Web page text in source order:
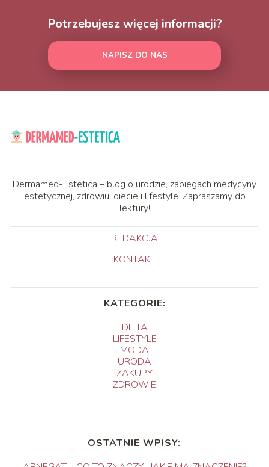
Potrzebujesz więcej informacji?
NAPISZ DO NAS
Dermamed-Estetica – blog o urodzie, zabiegach medycyny
estetycznej, zdrowiu, diecie i lifestyle. Zapraszamy do
lektury!
REDAKCJA
KONTAKT
KATEGORIE:
DIETA
LIFESTYLE
MODA
URODA
ZAKUPY
ZDROWIE
OSTATNIE WPISY: